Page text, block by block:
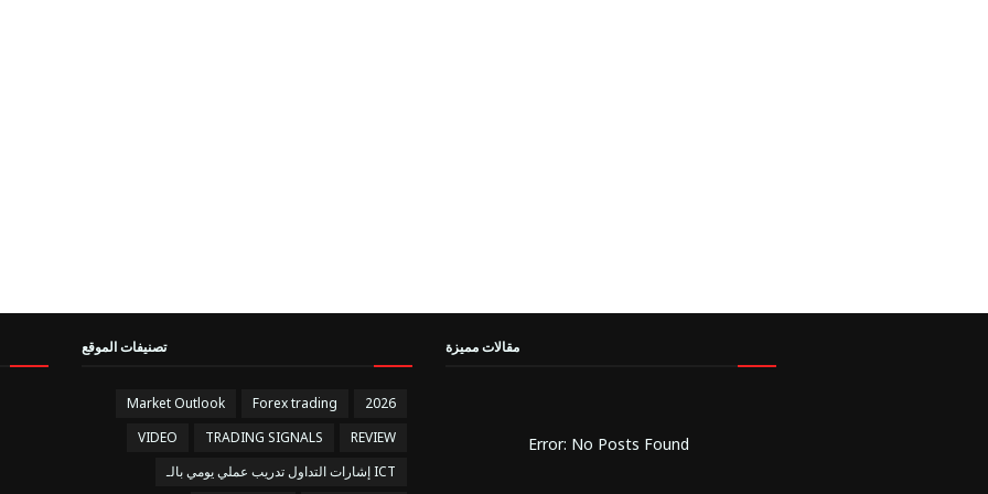
تصنيفات الموقع
2026
Forex trading
Market Outlook
REVIEW
TRADING SIGNALS
VIDEO
إشارات التداول تدريب عملي يومي بالـ ICT
مقالات مميزة
Error: No Posts Found